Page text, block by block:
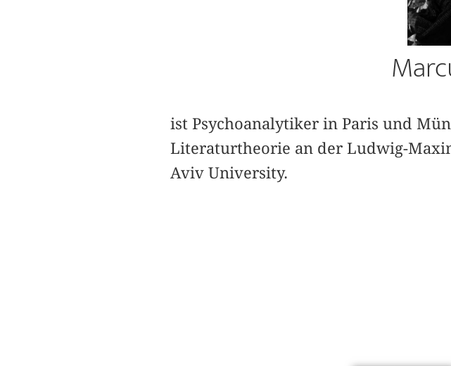
ist Psychoanalytiker in Paris und
Literaturtheorie an der Ludwig-
Aviv University.